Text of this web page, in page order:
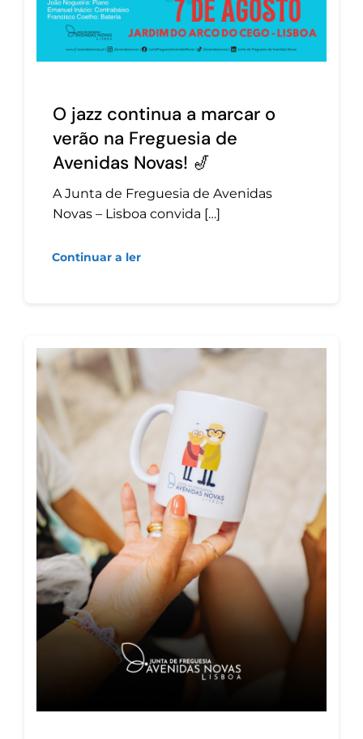
O jazz continua a marcar o
verão na Freguesia de
Avenidas Novas! 🎷
A Junta de Freguesia de Avenidas
Novas – Lisboa convida […]
Continuar a ler